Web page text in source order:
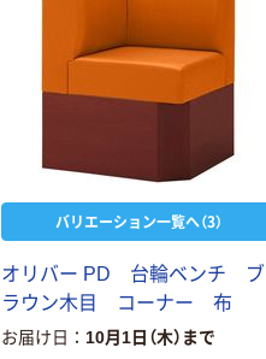
バリエーション一覧へ（3）
オリバー PD 台輪ベンチ ブ
ラウン木目 コーナー 布
お届け日 10月1日（木）まで